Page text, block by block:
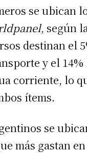
se ubican
, según
destinan el
y el
corriente, lo
ítems.
se
más gastan